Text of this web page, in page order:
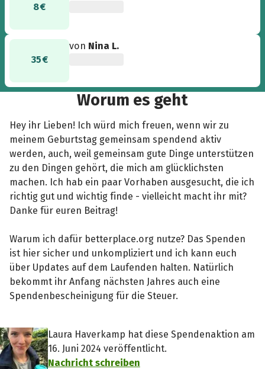
8 €
35 €
von Nina L.
Worum es geht
Hey ihr Lieben! Ich würd mich freuen, wenn wir zu
meinem Geburtstag gemeinsam spendend aktiv
werden, auch, weil gemeinsam gute Dinge unterstützen
zu den Dingen gehört, die mich am glücklichsten
machen. Ich hab ein paar Vorhaben ausgesucht, die ich
richtig gut und wichtig finde - vielleicht macht ihr mit?
Danke für euren Beitrag!
Warum ich dafür betterplace.org nutze? Das Spenden
ist hier sicher und unkompliziert und ich kann euch
über Updates auf dem Laufenden halten. Natürlich
bekommt ihr Anfang nächsten Jahres auch eine
Spendenbescheinigung für die Steuer.
Laura Haverkamp hat diese Spendenaktion am
16. Juni 2024 veröffentlicht.
Nachricht schreiben